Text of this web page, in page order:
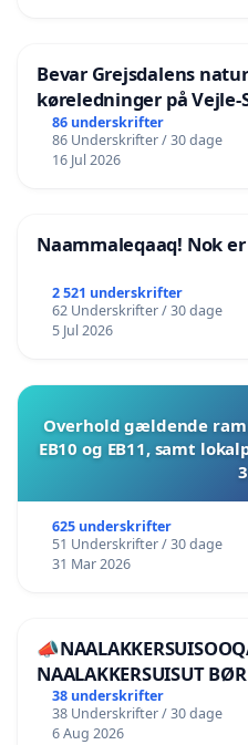
Bevar Grejsdalens
køreledninger på Vejle-
86 underskrifter
86 Underskrifter / 30 dage
16 Jul 2026
Naammaleqaaq! Nok
2 521 underskrifter
62 Underskrifter / 30 dage
5 Jul 2026
Overhold gældende
EB10 og EB11, samt
625 underskrifter
51 Underskrifter / 30 dage
31 Mar 2026
NAALAKKERSUISUT
38 underskrifter
38 Underskrifter / 30 dage
6 Aug 2026